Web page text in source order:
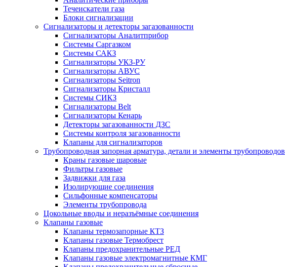
Течеискатели газа
Блоки сигнализации
Сигнализаторы и детекторы загазованности
Сигнализаторы Аналитприбор
Системы Саргазком
Системы САКЗ
Сигнализаторы УКЗ-РУ
Сигнализаторы АВУС
Сигнализаторы Seitron
Сигнализаторы Кристалл
Системы СИКЗ
Сигнализаторы Belt
Сигнализаторы Кенарь
Детекторы загазованности ДЗС
Системы контроля загазованности
Клапаны для сигнализаторов
Трубопроводная запорная арматура, детали и элементы трубопроводов
Краны газовые шаровые
Фильтры газовые
Задвижки для газа
Изолирующие соединения
Сильфонные компенсаторы
Элементы трубопровода
Цокольные вводы и неразъёмные соединения
Клапаны газовые
Клапаны термозапорные КТЗ
Клапаны газовые Термобрест
Клапаны предохранительные РЕД
Клапаны газовые электромагнитные КМГ